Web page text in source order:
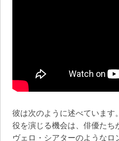
彼は次のように述べています
役を演じる機会は、俳優たち
ヴェロ・シアターのようなロ